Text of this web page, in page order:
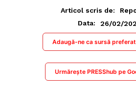
Articol scris de:
Data:
26/02/
Adaugă-ne ca sursă
Urmărește PRESShub pe